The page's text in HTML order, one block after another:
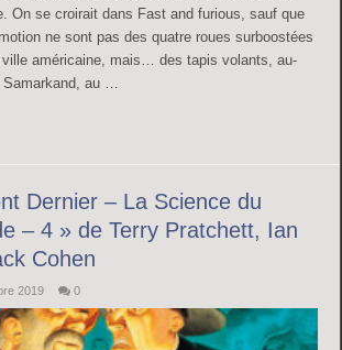
On se croirait dans Fast and furious, sauf que
ne sont pas des quatre roues surboostées
ville américaine, mais… des tapis volants, au-
au …
Dernier – La Science du
– 4 » de Terry Pratchett, Ian
Cohen
2019 0